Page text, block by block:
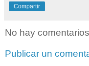
Compartir
No hay
Publicar un